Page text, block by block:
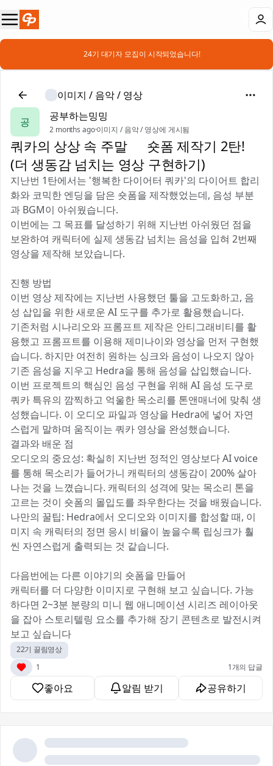
📣 24기 대기자 모집이 시작되었습니다!
이미지 / 음악 / 영상
공
공부하는밍밍
2 months ago·이미지 / 음악 / 영상에 게시됨
쿼카의 상상 속 주말🐨 숏폼 제작기 2탄!
(더 생동감 넘치는 영상 구현하기)
지난번 1탄에서는 '행복한 다이어터 쿼카'의 다이어트 합리
화와 코믹한 엔딩을 담은 숏폼을 제작했었는데, 음성 부분
과 BGM이 아쉬웠습니다.
이번에는 그 목표를 달성하기 위해 지난번 아쉬웠던 점을
보완하여 캐릭터에 실제 생동감 넘치는 음성을 입혀 2번째
영상을 제작해 보았습니다.
진행 방법
이번 영상 제작에는 지난번 사용했던 툴을 고도화하고, 음
성 삽입을 위한 새로운 AI 도구를 추가로 활용했습니다.
기존처럼 시나리오와 프롬프트 제작은 안티그래비티를 활
용했고 프롬프트를 이용해 제미나이와 영상을 먼저 구현했
습니다. 하지만 여전히 원하는 싱크와 음성이 나오지 않아
기존 음성을 지우고 Hedra을 통해 음성을 삽입했습니다.
이번 프로젝트의 핵심인 음성 구현을 위해 AI 음성 도구로
쿼카 특유의 깜찍하고 억울한 목소리를 톤앤매너에 맞춰 생
성했습니다. 이 오디오 파일과 영상을 Hedra에 넣어 자연
스럽게 말하며 움직이는 쿼카 영상을 완성했습니다.
결과와 배운 점
오디오의 중요성: 확실히 지난번 정적인 영상보다 AI voice
를 통해 목소리가 들어가니 캐릭터의 생동감이 200% 살아
나는 것을 느꼈습니다. 캐릭터의 성격에 맞는 목소리 톤을
고르는 것이 숏폼의 몰입도를 좌우한다는 것을 배웠습니다.
나만의 꿀팁: Hedra에서 오디오와 이미지를 합성할 때, 이
미지 속 캐릭터의 정면 응시 비율이 높을수록 립싱크가 훨
씬 자연스럽게 출력되는 것 같습니다.
다음번에는 다른 이야기의 숏폼을 만들어
캐릭터를 더 다양한 이미지로 구현해 보고 싶습니다. 가능
하다면 2~3분 분량의 미니 웹 애니메이션 시리즈 레이아웃
을 잡아 스토리텔링 요소를 추가해 장기 콘텐츠로 발전시켜
보고 싶습니다
22기 끌림영상
1
1개의 답글
좋아요 알림 받기 공유하기